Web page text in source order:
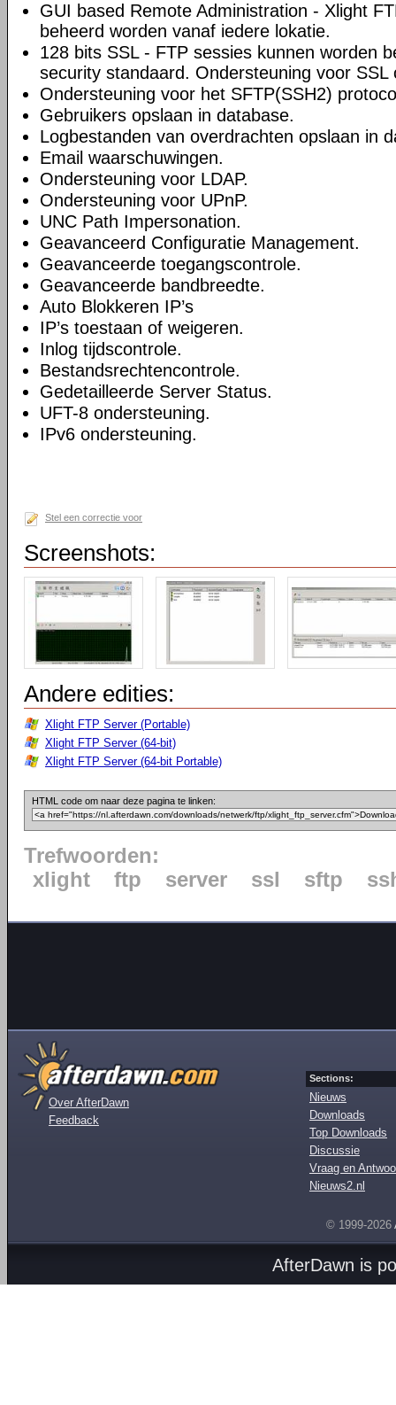
GUI based Remote Administration - Xlight
beheerd worden vanaf iedere lokatie.
128 bits SSL - FTP sessies kunnen worden
security standaard. Ondersteuning voor SSL
Ondersteuning voor het SFTP(SSH2)
Gebruikers opslaan in database.
Logbestanden van overdrachten opslaan in
Email waarschuwingen.
Ondersteuning voor LDAP.
Ondersteuning voor UPnP.
UNC Path Impersonation.
Geavanceerd Configuratie Management.
Geavanceerde toegangscontrole.
Geavanceerde bandbreedte.
Auto Blokkeren IP’s
IP’s toestaan of weigeren.
Inlog tijdscontrole.
Bestandsrechtencontrole.
Gedetailleerde Server Status.
UFT-8 ondersteuning.
IPv6 ondersteuning.
Stel een correctie voor
Screenshots:
Andere edities:
Xlight FTP Server (Portable)
Xlight FTP Server (64-bit)
Xlight FTP Server (64-bit Portable)
HTML code om naar deze pagina te linken:
Trefwoorden:
xlight
ftp server ssl sftp
Over AfterDawn
Feedback
Sections:
Nieuws
Downloads
Top Downloads
Discussie
Vraag en
Nieuws2.nl
© 1999-2026
AfterDawn is